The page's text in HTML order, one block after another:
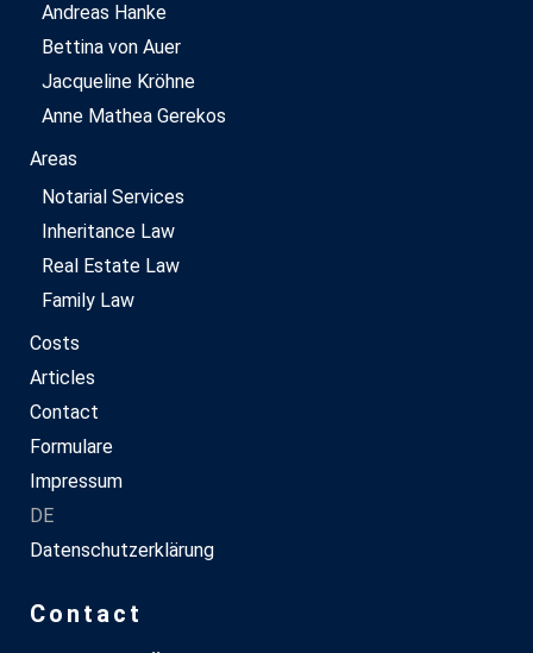
Andreas Hanke
Bettina von Auer
Jacqueline Kröhne
Anne Mathea Gerekos
Areas
Notarial Services
Inheritance Law
Real Estate Law
Family Law
Costs
Articles
Contact
Formulare
Impressum
DE
Datenschutzerklärung
Contact